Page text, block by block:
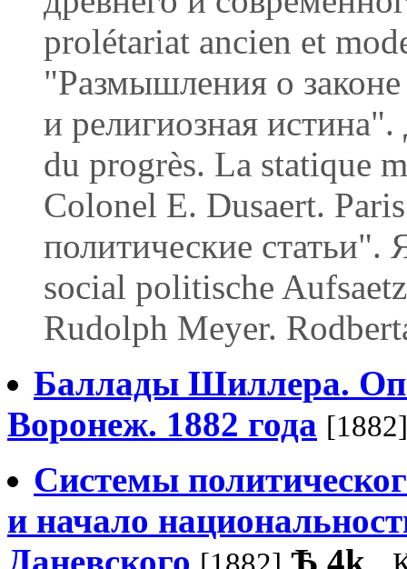
prolétariat ancien et
"Размышления о законе
и религиозная
du progrès. La statique
Colonel E. Dusaert.
политические
social politische
Rudolph Meyer.
Баллады Шиллера.
Воронеж. 1882 года [1882]
Системы
и начало